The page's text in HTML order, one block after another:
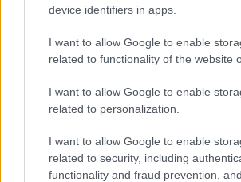
device identifiers in apps.
I want to allow Google to enable
related to functionality of the website
I want to allow Google to enable
related to personalization.
I want to allow Google to enable
related to security, including
functionality and fraud prevention,
Streaming vs vinile: differenze tra
dinamica e ritualità
Letizia Fontana · 5 Ago 2026